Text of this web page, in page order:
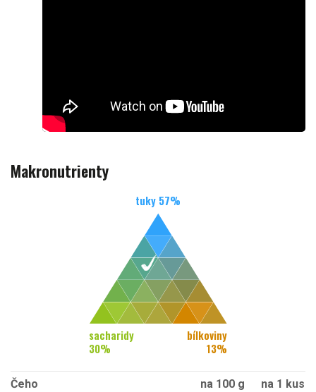
Makronutrienty
tuky 57%
sacharidy
30%
bílkoviny
13%
Čeho na 100 g
na 1 kus